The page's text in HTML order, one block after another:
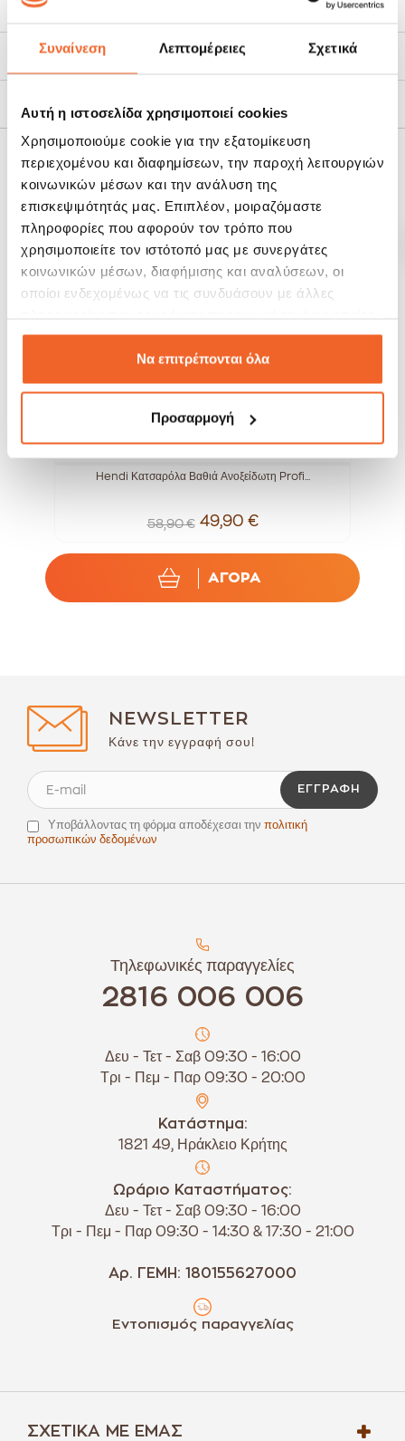
Συναίνεση Λεπτομέρειες Σχετικά
Αυτή η ιστοσελίδα χρησιμοποιεί cookies
Χρησιμοποιούμε cookie για την εξατομίκευση
περιεχομένου και διαφημίσεων, την παροχή λειτουργιών
κοινωνικών μέσων και την ανάλυση της
επισκεψιμότητάς μας. Επιπλέον, μοιραζόμαστε
πληροφορίες που αφορούν τον τρόπο που
χρησιμοποιείτε τον ιστότοπό μας με συνεργάτες
κοινωνικών μέσων, διαφήμισης και αναλύσεων, οι
οποίοι ενδεχομένως να τις συνδυάσουν με άλλες
έχουν συλλέξει σε σχέση με την από μέρους σας χρήση
των υπηρεσιών τους.Να επιτρέπονται όλα
Προσαρμογή
καλύτερη κυκλοφορία των ατμών μέσα στο σκεύος, κατά τη
την υγρασία, τα θρεπτικά συστατικά και τη νοστιμιά των
Κατάλληλα για όλους τους τύπους εστιών: ηλεκτρικές,
Κατάλληλο για το πλυντήριο πιάτων.
Χαρακτηριστικά
Τρόποι Αποστολής
Πολιτική Επιστροφών
ΣΧΕΤΙΚΆ ΠΡΟΪΌΝΤΑ
SALE!
Hendi Κατσαρόλα Βαθιά Ανοξείδωτη Profi...
58,90 € 49,90 €
ΑΓΟΡΑ
NEWSLETTER
Κάνε την εγγραφή σου!
ΕΓΓΡΑΦΉ
Υποβάλλοντας τη φόρμα αποδέχεσαι την πολιτική
προσωπικών δεδομένων
Τηλεφωνικές παραγγελίες
2816 006 006
Δευ - Τετ - Σαβ 09:30 - 16:00
Τρι - Πεμ - Παρ 09:30 - 20:00
Κατάστημα:
1821 49, Ηράκλειο Κρήτης
Ωράριο Καταστήματος:
Δευ - Τετ - Σαβ 09:30 - 16:00
Τρι - Πεμ - Παρ 09:30 - 14:30 & 17:30 - 21:00
Αρ. ΓΕΜΗ: 180155627000
Εντοπισμός παραγγελίας
ΣΧΕΤΙΚΆ ΜΕ ΕΜΆΣ